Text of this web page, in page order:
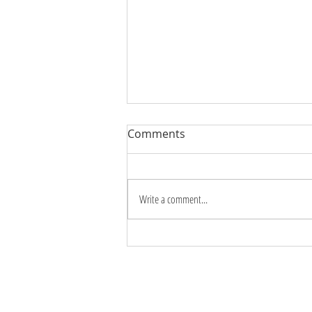
Comments
Write a comment...